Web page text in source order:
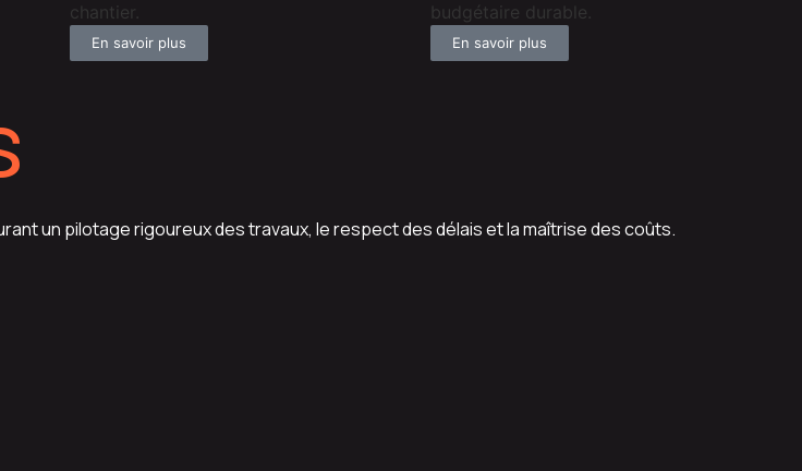
chantier.
En savoir plus
budgétaire durable.
En savoir plus
un pilotage rigoureux des travaux, le respect des délais et la maîtrise des coûts.